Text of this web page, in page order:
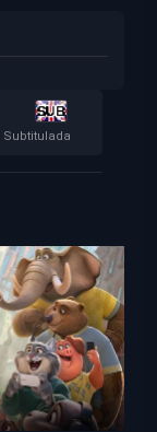
Subtitulada